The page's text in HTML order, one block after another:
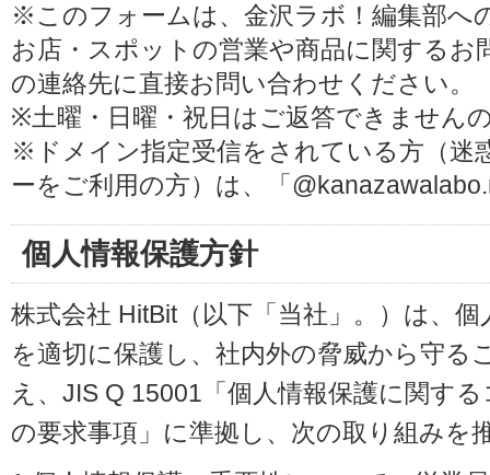
※このフォームは、金沢ラボ！編集部へ
お店・スポットの営業や商品に関する
の連絡先に直接お問い合わせください。
※土曜・日曜・祝日はご返答できません
※ドメイン指定受信をされている方（迷
ーをご利用の方）は、「
個人情報保護方針
株式会社 HitBit（以下「当社」。）は、
を適切に保護し、社内外の脅威から守る
え、JIS Q 15001「個人情報保護に関す
の要求事項」に準拠し、次の取り組みを